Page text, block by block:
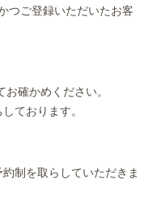
つご登録いただいたお客
確かめください。
ております。
制を取らしていただきま